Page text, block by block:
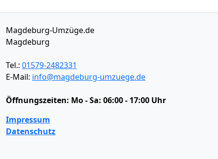
Magdeburg-Umzüge.de
Magdeburg
Tel.: 01579-2482331
E-Mail: info@magdeburg-umzuege.de
Öffnungszeiten: Mo - Sa: 06:00 - 17:00 Uhr
Impressum
Datenschutz